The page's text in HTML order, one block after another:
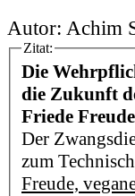
Autor: Achim
Zitat:
Die
die Zukunft
Friede
Der
zum
Freude,